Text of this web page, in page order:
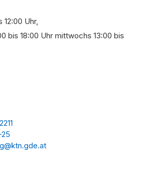
Uhr,
bis 18:00 Uhr mittwochs 13:00 bis